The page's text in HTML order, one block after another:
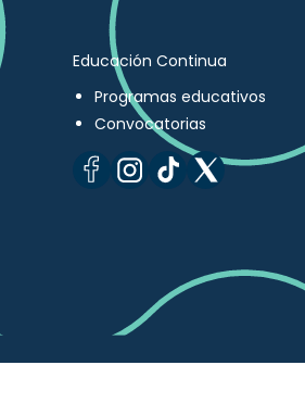
Educación Continua
Programas educativos
Convocatorias